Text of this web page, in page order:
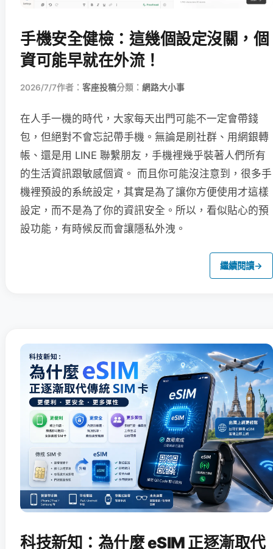
手機安全健檢：這幾個設定沒關，個
資可能早就在外流！
2026/7/7作者： 客座投稿分類： 網路大小事
在人手一機的時代，大家每天出門可能不一定會帶錢
包，但絕對不會忘記帶手機。無論是刷社群、用網銀轉
帳、還是用 LINE 聯繫朋友，手機裡幾乎裝著人們所有
的生活資訊跟敏感個資。 而且你可能沒注意到，很多手
機裡預設的系統設定，其實是為了讓你方便使用才這樣
設定，而不是為了你的資訊安全。所以，看似貼心的預
設功能，有時候反而會讓隱私外洩。
繼續閱讀→
科技新知：為什麼 eSIM 正逐漸取代